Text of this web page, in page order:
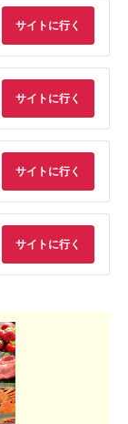
サイトに行く
サイトに行く
サイトに行く
サイトに行く